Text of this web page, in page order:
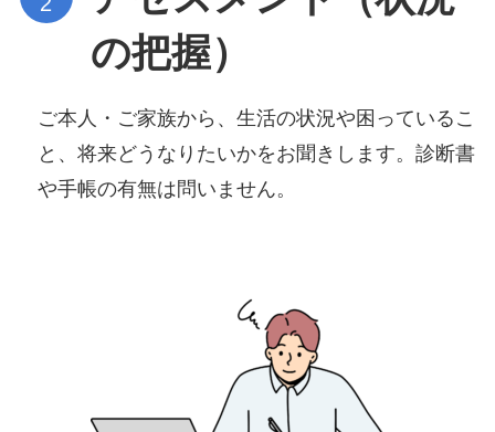
の把握）
ご本人・ご家族から、生活の状況や困っているこ
と、将来どうなりたいかをお聞きします。診断書
や手帳の有無は問いません。